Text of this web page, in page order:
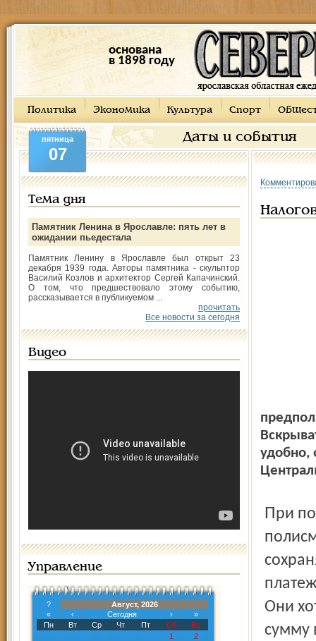
основана
в 1898 году
Политика Экономика Культура Спорт
Даты и события
пятница
07
Тема дня
Памятник Ленина в Ярославле: пять лет в
ожидании пьедестала
Памятник Ленину в Ярославле был открыт 23
декабря 1939 года. Авторы памятника - скульптор
Василий Козлов и архитектор Сергей Капачинский.
О том, что предшествовало этому событию,
рассказывается в публикуемом ...
прочитать
Все новости за сегодня
Видео
Управление
?
Август, 2026
«
‹ Сегодня ›
»
Пн
Вт Ср Чт Пт Сб
Вс
1
2
удобно,
При положительной динамике в работе налоговым
Они
сумму